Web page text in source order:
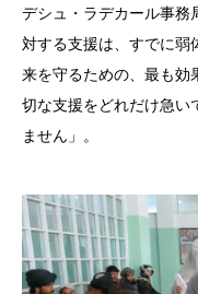
デシュ・ラデカール事務
対する支援は、すでに弱
来を守るための、最も効
切な支援をどれだけ急い
ません」。